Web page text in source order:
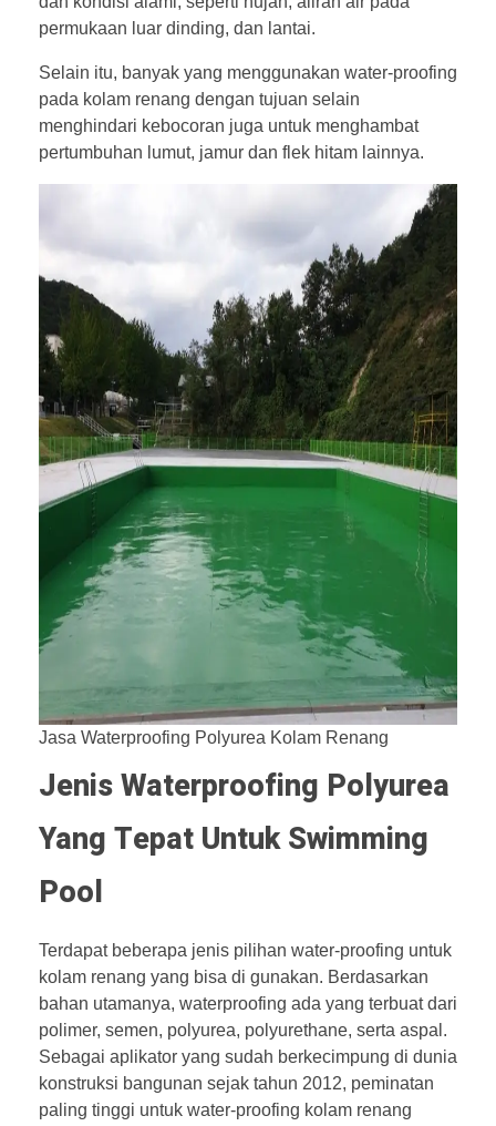
permukaan luar dinding, dan lantai.
Selain itu, banyak yang menggunakan water-proofing
pada kolam renang dengan tujuan selain
menghindari kebocoran juga untuk menghambat
pertumbuhan lumut, jamur dan flek hitam lainnya.
Jasa Waterproofing Polyurea Kolam Renang
Jenis Waterproofing Polyurea
Yang Tepat Untuk Swimming
Pool
Terdapat beberapa jenis pilihan water-proofing untuk
kolam renang yang bisa di gunakan. Berdasarkan
bahan utamanya, waterproofing ada yang terbuat dari
polimer, semen, polyurea, polyurethane, serta aspal.
Sebagai aplikator yang sudah berkecimpung di dunia
konstruksi bangunan sejak tahun 2012, peminatan
paling tinggi untuk water-proofing kolam renang